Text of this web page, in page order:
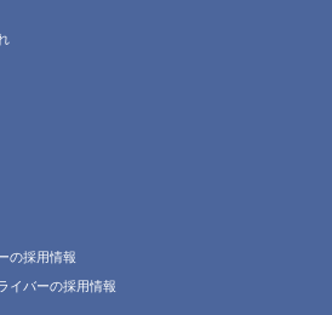
の採用情報
イバーの採用情報